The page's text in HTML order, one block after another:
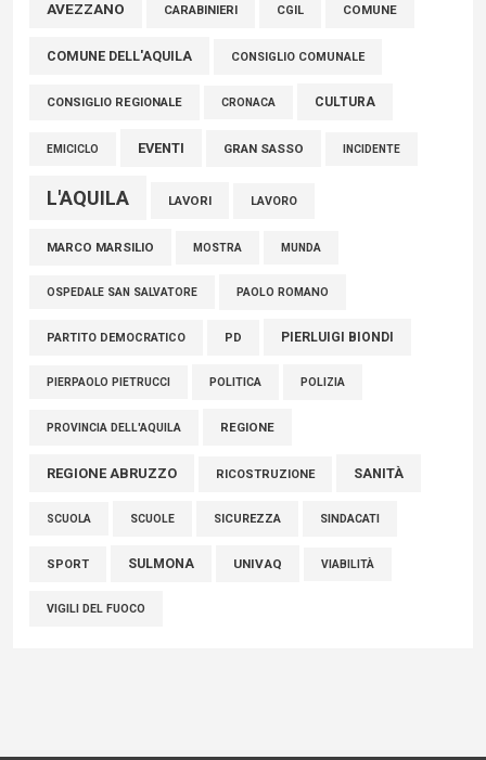
Marcinelle, Verrecchia (FdI): "Un minuto di raccoglimento in
connazionali tra cui molti abruzzesi"
06 Agosto 2026
AVEZZANO CARABINIERI CGIL COMUNE
COMUNE DELL'AQUILA CONSIGLIO COMUNALE
CONSIGLIO REGIONALE CRONACA CULTURA
EMICICLO EVENTI GRAN SASSO INCIDENTE
L'AQUILA LAVORI LAVORO
MARCO MARSILIO MOSTRA MUNDA
OSPEDALE SAN SALVATORE PAOLO ROMANO
PARTITO DEMOCRATICO PD PIERLUIGI BIONDI
PIERPAOLO PIETRUCCI POLITICA POLIZIA
PROVINCIA DELL'AQUILA REGIONE
REGIONE ABRUZZO RICOSTRUZIONE SANITÀ
SCUOLA SCUOLE SICUREZZA SINDACATI
SPORT SULMONA UNIVAQ VIABILITÀ
VIGILI DEL FUOCO